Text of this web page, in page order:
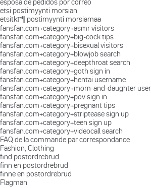
esposa de pedidos por correo
etsi postimyynti morsian
etsitkГ¶ postimyynti morsiamaa
fansfan.com+category+asmr visitors
fansfan.com+category+big-cock tips
fansfan.com+category+bisexual visitors
fansfan.com+category+blowjob search
fansfan.com+category+deepthroat search
fansfan.com+category+goth sign in
fansfan.com+category+hentai username
fansfan.com+category+mom-and-daughter
fansfan.com+category+pov sign in
fansfan.com+category+pregnant tips
fansfan.com+category+striptease sign up
fansfan.com+category+teen sign up
fansfan.com+category+videocall search
FAQ de la commande par correspondance
Fashion, Clothing
find postordrebrud
finn en postordrebrud
finne en postordrebrud
Flagman